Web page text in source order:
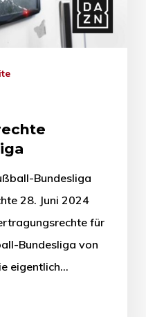
Bundesliga
28. Juni 2024
für
Bundesliga von
eigentlich…